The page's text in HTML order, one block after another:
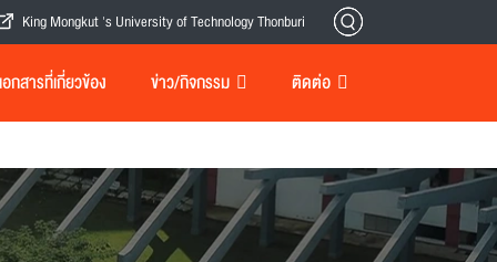
King Mongkut 's University of Technology Thonburi
กสารที่เกี่ยวข้อง ข่าว/กิจกรรม ติดต่อ